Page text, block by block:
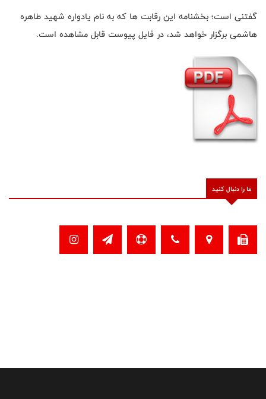
گفتنی است؛ بخشنامه این رقابت ها که به نام یادواره شهید طاهره
هاشمی برگزار خواهد شد، در فایل پیوست قابل مشاهده است.
ما را دنبال کنید